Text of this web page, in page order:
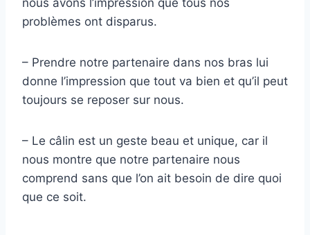
nous avons l’impression que tous nos
problèmes ont disparus.
– Prendre notre partenaire dans nos bras lui
donne l’impression que tout va bien et qu’il peut
toujours se reposer sur nous.
– Le câlin est un geste beau et unique, car il
nous montre que notre partenaire nous
comprend sans que l’on ait besoin de dire quoi
que ce soit.